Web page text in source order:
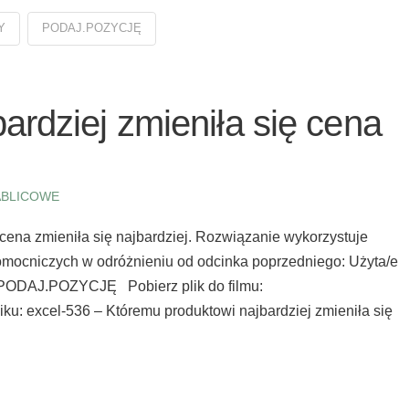
PODAJ.POZYCJĘ
zmieniła się cena
zmieniła się najbardziej. Rozwiązanie wykorzystuje
w odróżnieniu od odcinka poprzedniego: Użyta/e
Pobierz plik do filmu:
excel-536 – Któremu produktowi najbardziej zmieniła się